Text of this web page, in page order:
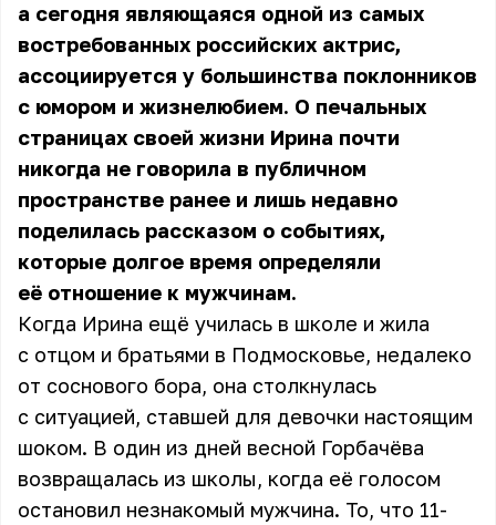
а сегодня являющаяся одной из самых
востребованных российских актрис,
ассоциируется у большинства поклонников
с юмором и жизнелюбием. О печальных
страницах своей жизни Ирина почти
никогда не говорила в публичном
пространстве ранее и лишь недавно
поделилась рассказом о событиях,
которые долгое время определяли
её отношение к мужчинам.
Когда Ирина ещё училась в школе и жила
с отцом и братьями в Подмосковье, недалеко
от соснового бора, она столкнулась
с ситуацией, ставшей для девочки настоящим
шоком. В один из дней весной Горбачёва
возвращалась из школы, когда её голосом
остановил незнакомый мужчина. То, что 11-